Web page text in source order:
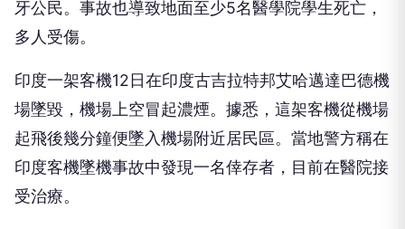
牙公民。事故也導致地面至少5名醫學院學生死亡，
多人受傷。
印度一架客機12日在印度古吉拉特邦艾哈邁達巴德機
場墜毀，機場上空冒起濃煙。據悉，這架客機從機場
起飛後幾分鐘便墜入機場附近居民區。當地警方稱在
印度客機墜機事故中發現一名倖存者，目前在醫院接
受治療。